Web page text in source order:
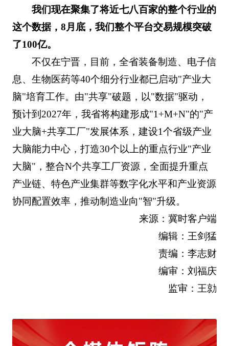
我们现在聚集了将近七八百家的整个行业的
这个数据，8月底，我们整个平台交易规模突破
了100亿。
不仅在宁晋，目前，全省装备制造、电子信
息、生物医药等40个细分行业都已启动"产业大
脑"培育工作。由"共享"破题，以"数据"驱动，
预计到2027年，我省将构建形成"1+M+N"的"产
业大脑+共享工厂"发展体系，建设1个省级产业
大脑能力中心，打造30个以上的重点行业"产业
大脑"，整合N个共享工厂资源，全面提升重点
产业链、特色产业集群等数字化水平和产业资源
协同配置效率，推动制造业向"智"升级。
来源：冀时客户端
编辑：王剑猛
责编：李志财
编审：刘福庆
监审：王勍